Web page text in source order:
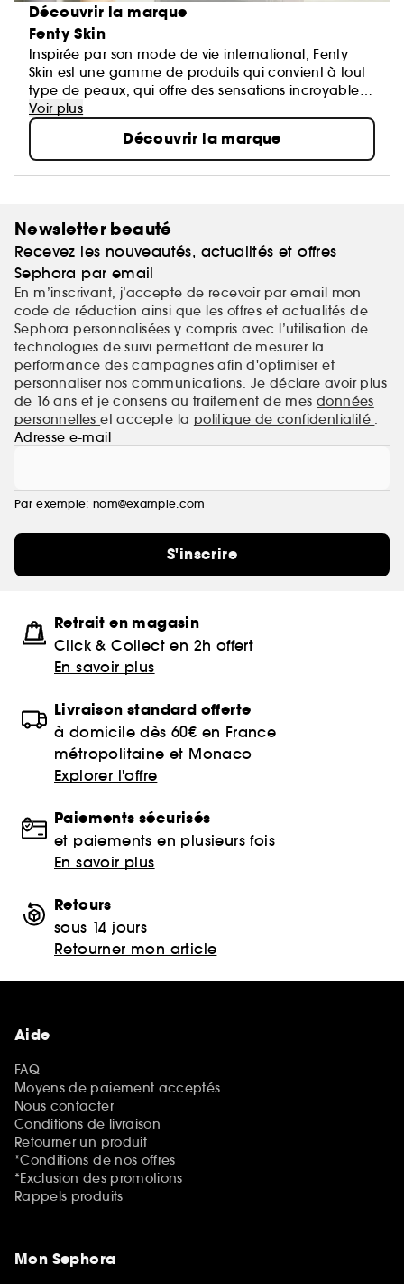
Découvrir la marque
Fenty Skin
Inspirée par son mode de vie international, Fenty
Skin est une gamme de produits qui convient à tout
type de peaux, qui offre des sensations incroyables,
et qui vous font vous sentir bien. C'est fait pour tout le
monde, et même vous les gars ! Rejoignez la
nouvelle culture des soins de la peau
Voir plus
Découvrir la marque
Newsletter beauté
Recevez les nouveautés, actualités et offres
Sephora par email
En m’inscrivant, j’accepte de recevoir par email mon
code de réduction ainsi que les offres et actualités de
Sephora personnalisées y compris avec l’utilisation de
technologies de suivi permettant de mesurer la
performance des campagnes afin d'optimiser et
personnaliser nos communications. Je déclare avoir plus
de 16 ans et je consens au traitement de mes données
personnelleset accepte la politique de confidentialité .
Adresse e-mail
Par exemple: nom@example.com
S'inscrire
Retrait en magasin
Click & Collect en 2h offert
En savoir plus
Livraison standard offerte
à domicile dès 60€ en France
métropolitaine et Monaco
Explorer l'offre
Paiements sécurisés
et paiements en plusieurs fois
En savoir plus
Retours
sous 14 jours
Retourner mon article
Aide
FAQ
Moyens de paiement acceptés
Nous contacter
Conditions de livraison
Retourner un produit
*Conditions de nos offres
*Exclusion des promotions
Rappels produits
Mon Sephora